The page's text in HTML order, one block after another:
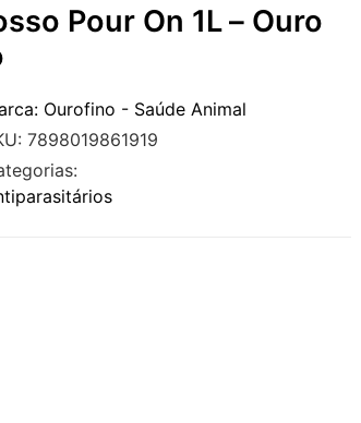
Pour On 1L – Ouro
Ourofino - Saúde Animal
7898019861919